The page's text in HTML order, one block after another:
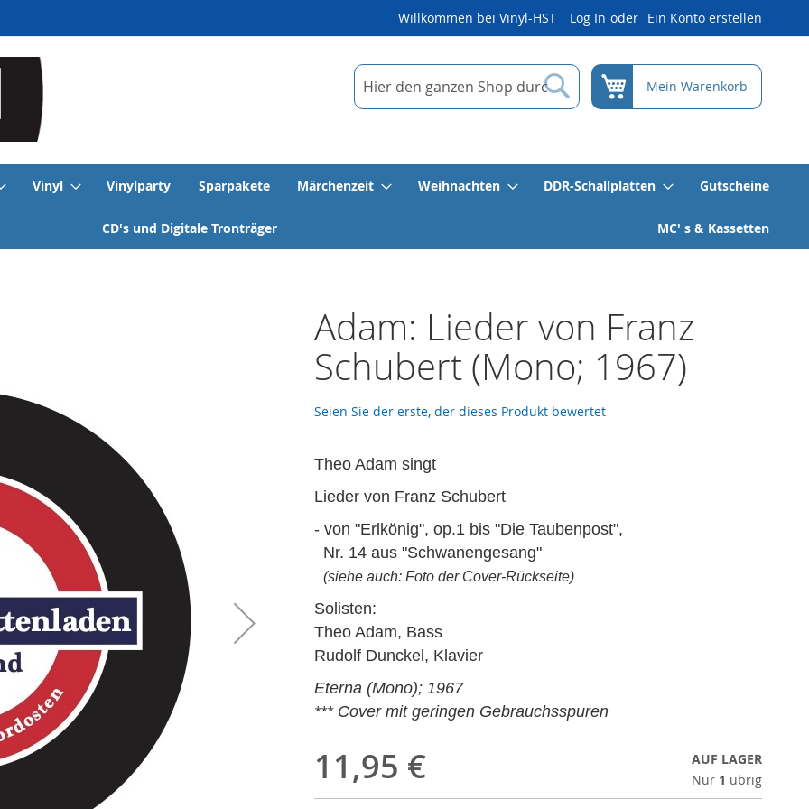
Willkommen bei Vinyl-HST Log In Ein Konto erstellen
Suche
Suche
Mein Warenkorb
Vinyl Vinylparty Sparpakete Märchenzeit Weihnachten DDR-Schallplatten Gutscheine
CD's und Digitale Tronträger MC' s & Kassetten
Adam: Lieder von Franz
Schubert (Mono; 1967)
Seien Sie der erste, der dieses Produkt bewertet
Theo Adam singt
Lieder von Franz Schubert
- von "Erlkönig", op.1 bis "Die Taubenpost",
Nr. 14 aus "Schwanengesang"
(siehe auch: Foto der Cover-Rückseite)
Solisten:
Theo Adam, Bass
Rudolf Dunckel, Klavier
Eterna (Mono); 1967
*** Cover mit geringen Gebrauchsspuren
11,95 €
AUF LAGER
Nur 1 übrig